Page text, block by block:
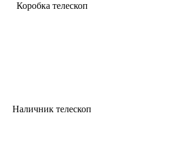
Коробка телескоп
Наличник телескоп